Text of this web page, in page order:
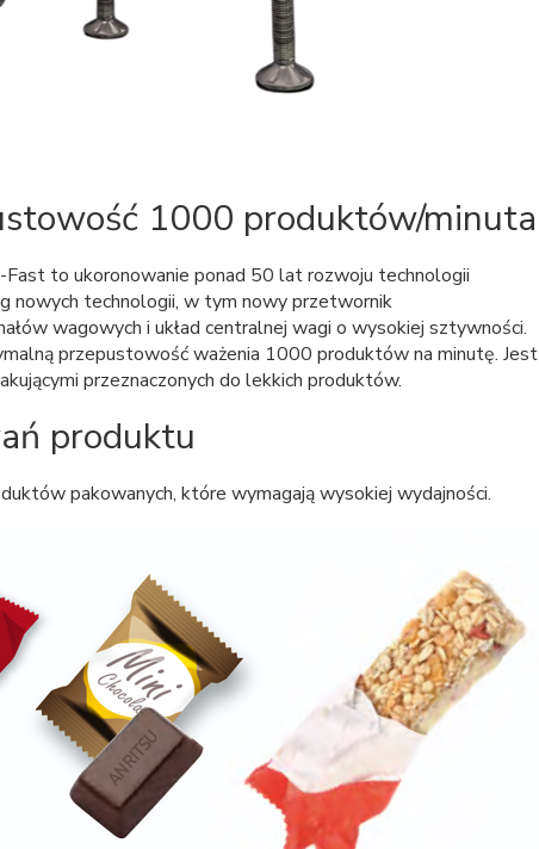
1000 produktów/minuta
to ukoronowanie ponad 50 lat rozwoju technologii
nowych technologii, w tym nowy przetwornik
wagowych i układ centralnej wagi o wysokiej sztywności.
przepustowość ważenia 1000 produktów na minutę. Jest
przeznaczonych do lekkich produktów.
produktu
pakowanych, które wymagają wysokiej wydajności.